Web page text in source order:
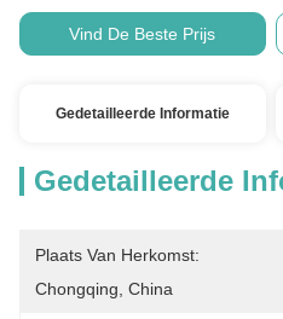
Vind De Beste Prijs
Gedetailleerde Informatie
Gedetailleerde
Plaats Van Herkomst:
Chongqing, China